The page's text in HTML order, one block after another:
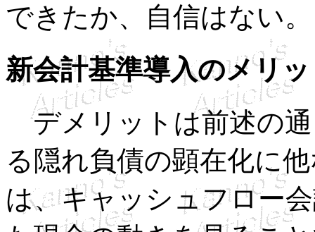
できたか、自信はない。
新会計基準導入のメリ
デメリットは前述の
る隠れ負債の顕在化に
は、キャッシュフロー